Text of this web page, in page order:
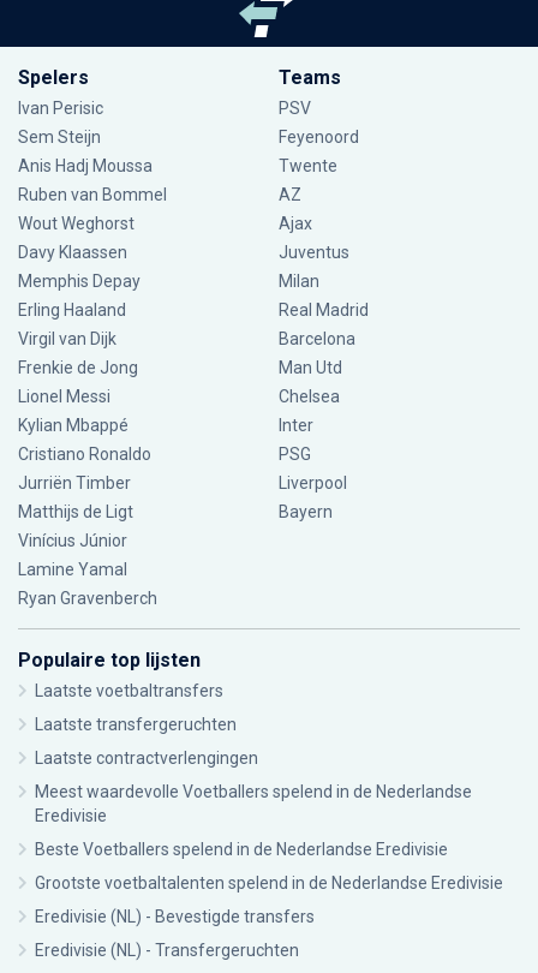
Spelers
Ivan Perisic
Sem Steijn
Anis Hadj Moussa
Ruben van Bommel
Wout Weghorst
Davy Klaassen
Memphis Depay
Erling Haaland
Virgil van Dijk
Frenkie de Jong
Lionel Messi
Kylian Mbappé
Cristiano Ronaldo
Jurriën Timber
Matthijs de Ligt
Vinícius Júnior
Lamine Yamal
Ryan Gravenberch
Teams
PSV
Feyenoord
Twente
AZ
Ajax
Juventus
Milan
Real Madrid
Barcelona
Man Utd
Chelsea
Inter
PSG
Liverpool
Bayern
Populaire top lijsten
Laatste voetbaltransfers
Laatste transfergeruchten
Laatste contractverlengingen
Meest waardevolle Voetballers spelend in de Nederlandse
Eredivisie
Beste Voetballers spelend in de Nederlandse Eredivisie
Grootste voetbaltalenten spelend in de Nederlandse Eredivisie
Eredivisie (NL) - Bevestigde transfers
Eredivisie (NL) - Transfergeruchten